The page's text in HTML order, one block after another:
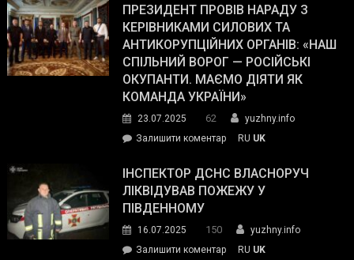
Street
Journal.
Південному
працівникам
ОПЗ
з
матеріального
резерву
гуманітарну
допомогу
ПРЕЗИДЕНТ ПРОВІВ НАРАДУ З
КЕРІВНИКАМИ СИЛОВИХ ТА
АНТИКОРУПЦІЙНИХ ОРГАНІВ: «НАШ
СПІЛЬНИЙ ВОРОГ — РОСІЙСЬКІ
ОКУПАНТИ. МАЄМО ДІЯТИ ЯК
КОМАНДА УКРАЇНИ»
23.07.2025 62
yuzhny.info
Залишити коментарon
провів
нараду
силових
та
RU UK
ІНСПЕКТОР ДСНС ВЛАСНОРУЧ
ЛІКВІДУВАВ ПОЖЕЖУ У
ПІВДЕННОМУ
16.07.2025 150
yuzhny.info
Залишити коментарon
RU UK